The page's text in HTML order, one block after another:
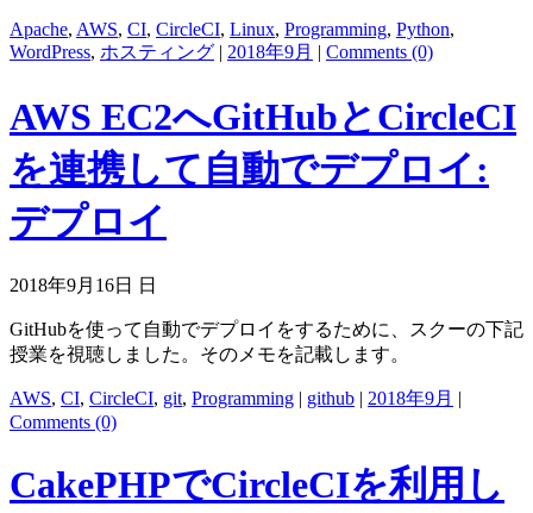
Apache, AWS, CI, CircleCI, Linux, Programming, Python,
WordPress, ホスティング | 2018年9月 | Comments (0)
AWS EC2へGitHubとCircleCI
を連携して自動でデプロイ:
デプロイ
2018年9月16日 日
GitHubを使って自動でデプロイをするために、スクーの下記
授業を視聴しました。そのメモを記載します。
AWS, CI, CircleCI, git, Programming | github | 2018年9月 |
Comments (0)
CakePHPでCircleCIを利用し